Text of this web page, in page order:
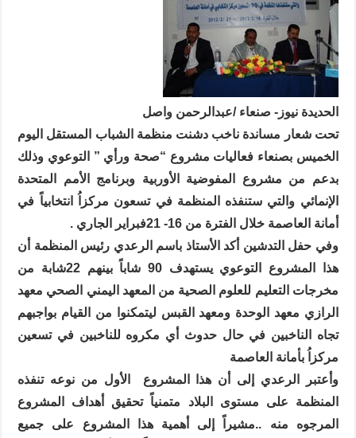
الحديدة نيوز- صنعاء /عبدالرحمن واصل
تحت شعار مساندة ناخب دشنت منظمة الشباب المستقل اليوم
الخميس بصنعاء فعاليات مشروع “صحة ورأي ” التوعوي وذلك
بدعم من مشروع المفوضية الأوربية وبرنامج الأمم المتحدة
الإنمائي والتي ستنفذه المنظمة في تسعون مركزاُ انتخابياً في
أمانة العاصمة خلال الفترة من 16- 21فبراير الجاري .
وفي حفل التدشين أكد الأستاذ باسم الرعدي رئيس المنظمة أن
هذا المشروع التوعوي يستهدف 90 شاباً بينهم 22شابة من
مخرجات التعليم للعلوم الصحية من المعهد اليمني الصحي معهد
الرازي معهد الوحدة ومعهد القبس ليتمكنوا من القيام بواجبهم
تجاه الناخبين في حال حدوث أي مكروه للناخبين في تسعين
مركزاُ بأمانة العاصمة
وأعتبر الرعدي إلى أن هذا المشروع
الأول من نوعه تنفذه
المنظمة على مستوى البلاد متمنياً تحقيق أهداف المشروع
المرجوه منه ..مشيراً إلى أهمية هذا المشروع على جميع